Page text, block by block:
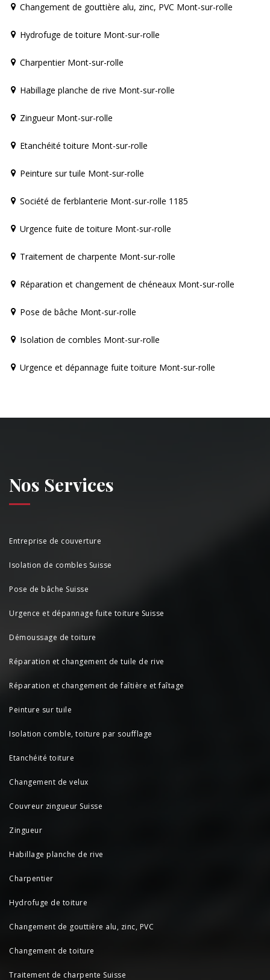
Changement de gouttière alu, zinc, PVC Mont-sur-rolle
Hydrofuge de toiture Mont-sur-rolle
Charpentier Mont-sur-rolle
Habillage planche de rive Mont-sur-rolle
Zingueur Mont-sur-rolle
Etanchéité toiture Mont-sur-rolle
Peinture sur tuile Mont-sur-rolle
Société de ferblanterie Mont-sur-rolle 1185
Urgence fuite de toiture Mont-sur-rolle
Traitement de charpente Mont-sur-rolle
Réparation et changement de chéneaux Mont-sur-rolle
Pose de bâche Mont-sur-rolle
Isolation de combles Mont-sur-rolle
Urgence et dépannage fuite toiture Mont-sur-rolle
Nos Services
Entreprise de couverture
Isolation de combles Suisse
Pose de bâche Suisse
Urgence et dépannage fuite toiture Suisse
Démoussage de toiture
Réparation et changement de tuile de rive
Réparation et changement de faîtière et faîtage
Peinture sur tuile
Isolation comble, toiture par soufflage
Etanchéité toiture
Changement de velux
Couvreur zingueur Suisse
Zingueur
Habillage planche de rive
Charpentier
Hydrofuge de toiture
Changement de gouttière alu, zinc, PVC
Changement de toiture
Traitement de charpente Suisse